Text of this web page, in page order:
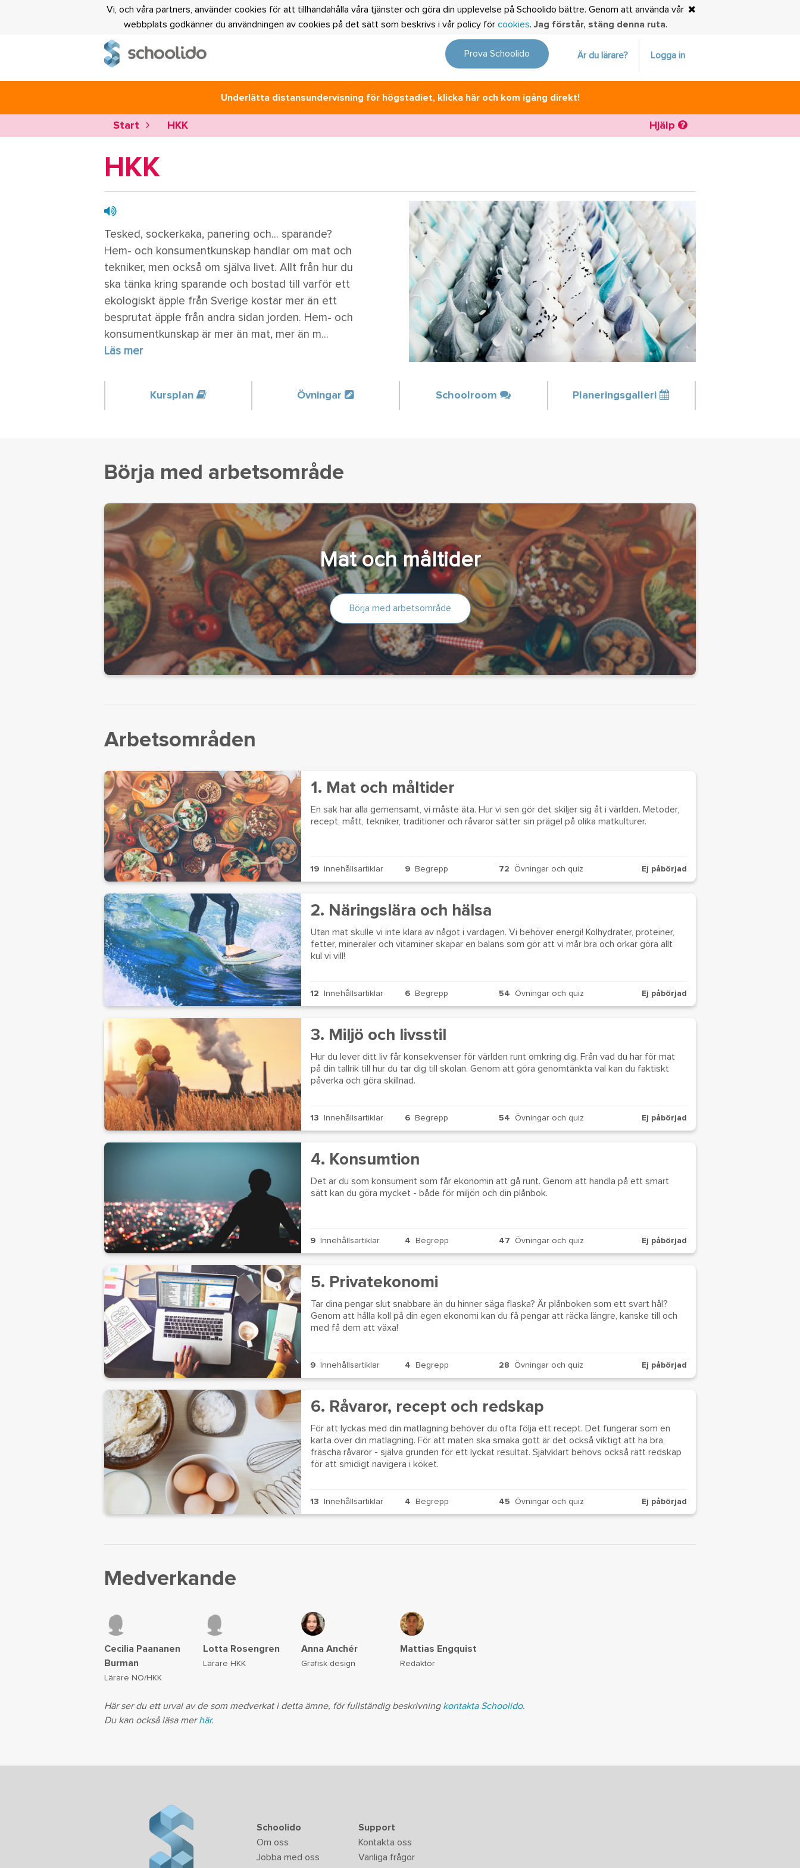
Vi, och våra partners, använder cookies för att tillhandahålla våra tjänster och göra din upplevelse på Schoolido bättre. Genom att använda vår
webbplats godkänner du användningen av cookies på det sätt som beskrivs i vår policy för cookies. Jag förstår, stäng denna ruta.
Prova Schoolido Är du lärare? Logga in
Underlätta distansundervisning för högstadiet, klicka här och kom igång direkt!
Start HKK Hjälp
HKK
Tesked, sockerkaka, panering och... sparande?
Hem- och konsumentkunskap handlar om mat och
tekniker, men också om själva livet. Allt från hur du
ska tänka kring sparande och bostad till varför ett
ekologiskt äpple från Sverige kostar mer än ett
besprutat äpple från andra sidan jorden. Hem- och
konsumentkunskap är mer än mat, mer än m...
Läs mer
Kursplan Övningar Schoolroom Planeringsgalleri
Börja med arbetsområde
Mat och måltider
Börja med arbetsområde
Arbetsområden
1. Mat och måltider
En sak har alla gemensamt, vi måste äta. Hur vi sen gör det skiljer sig åt i världen. Metoder,
recept, mått, tekniker, traditioner och råvaror sätter sin prägel på olika matkulturer.
19Innehållsartiklar 9 Begrepp 72 Övningar och quiz Ej påbörjad
2. Näringslära och hälsa
Utan mat skulle vi inte klara av något i vardagen. Vi behöver energi! Kolhydrater, proteiner,
fetter, mineraler och vitaminer skapar en balans som gör att vi mår bra och orkar göra allt
kul vi vill!
12Innehållsartiklar 6 Begrepp 54 Övningar och quiz Ej påbörjad
3. Miljö och livsstil
Hur du lever ditt liv får konsekvenser för världen runt omkring dig. Från vad du har för mat
på din tallrik till hur du tar dig till skolan. Genom att göra genomtänkta val kan du faktiskt
påverka och göra skillnad.
13Innehållsartiklar 6 Begrepp 54 Övningar och quiz Ej påbörjad
4. Konsumtion
Det är du som konsument som får ekonomin att gå runt. Genom att handla på ett smart
sätt kan du göra mycket - både för miljön och din plånbok.
9Innehållsartiklar 4 Begrepp 47 Övningar och quiz Ej påbörjad
5. Privatekonomi
Tar dina pengar slut snabbare än du hinner säga flaska? Är plånboken som ett svart hål?
Genom att hålla koll på din egen ekonomi kan du få pengar att räcka längre, kanske till och
med få dem att växa!
9Innehållsartiklar 4 Begrepp 28 Övningar och quiz Ej påbörjad
6. Råvaror, recept och redskap
För att lyckas med din matlagning behöver du ofta följa ett recept. Det fungerar som en
karta över din matlagning. För att maten ska smaka gott är det också viktigt att ha bra,
fräscha råvaror - själva grunden för ett lyckat resultat. Självklart behövs också rätt redskap
för att smidigt navigera i köket.
13Innehållsartiklar 4 Begrepp 45 Övningar och quiz Ej påbörjad
Medverkande
Cecilia Paananen
Burman
Lärare NO/HKK
Lotta Rosengren
Lärare HKK
Anna Anchér
Grafisk design
Mattias Engquist
Redaktör
Här ser du ett urval av de som medverkat i detta ämne, för fullständig beskrivning kontakta Schoolido.
Du kan också läsa merhär.
Schoolido
Om oss
Jobba med oss
Support
Kontakta oss
Vanliga frågor